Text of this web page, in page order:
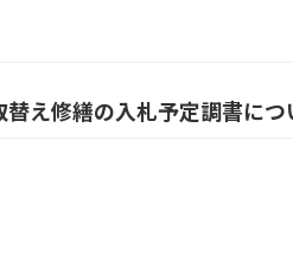
え修繕の入札予定調書につ